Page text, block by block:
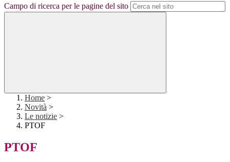
Campo di ricerca per le pagine del sito
Home >
Novità >
Le notizie >
PTOF
PTOF